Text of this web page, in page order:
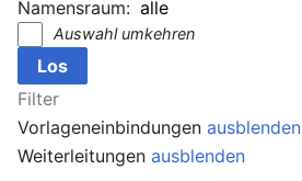
Namensraum:
Auswahl umkehren
Filter
Vorlageneinbindungen ausblenden
Weiterleitungen ausblenden